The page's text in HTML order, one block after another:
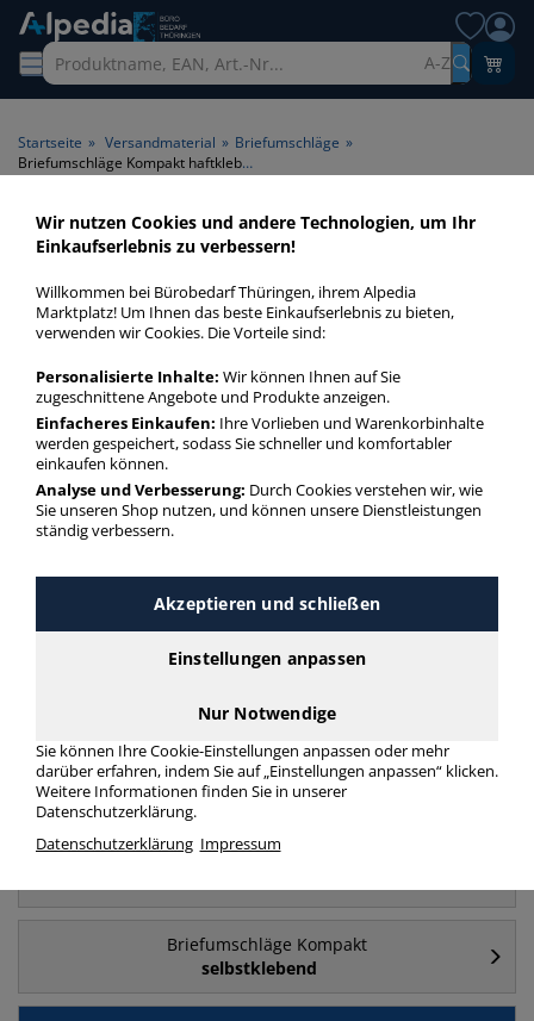
A-Z
Startseite » Versandmaterial » Briefumschläge »
Briefumschläge Kompakt haftklebend
Briefumschläge Kompakt
haftklebend > Klebung
haftklebend
Briefumschläge Kompakt haftklebend in bester Qualität zum
günstigen Preis. Finden Sie schnell Briefumschläge Kompakt
haftklebend mit unserer Filter-Funktion.
Briefumschläge Kompakt haftklebend
mehr Infos zur Kategorie
Häufig gesucht
Kompakt
Briefumschläge Kompakt
mit Fenster
Briefumschläge Kompakt
Briefumschläge Kompakt
selbstklebend
Wir nutzen Cookies und andere Technologien, um Ihr
Einkaufserlebnis zu verbessern!
Willkommen bei Bürobedarf Thüringen, ihrem Alpedia
Marktplatz! Um Ihnen das beste Einkaufserlebnis zu bieten,
verwenden wir Cookies. Die Vorteile sind:
Personalisierte Inhalte: Wir können Ihnen auf Sie
zugeschnittene Angebote und Produkte anzeigen.
Einfacheres Einkaufen: Ihre Vorlieben und Warenkorbinhalte
werden gespeichert, sodass Sie schneller und komfortabler
einkaufen können.
Analyse und Verbesserung: Durch Cookies verstehen wir, wie
Sie unseren Shop nutzen, und können unsere Dienstleistungen
ständig verbessern.
Akzeptieren und schließen
Einstellungen anpassen
Nur Notwendige
Sie können Ihre Cookie-Einstellungen anpassen oder mehr
darüber erfahren, indem Sie auf „Einstellungen anpassen“ klicken.
Weitere Informationen finden Sie in unserer
Datenschutzerklärung.
Datenschutzerklärung Impressum